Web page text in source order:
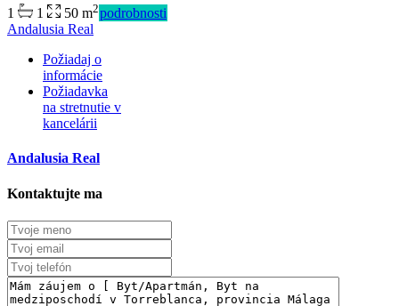
Predaj
1 1 50 m2podrobnosti
Andalusia Real
Požiadaj o
informácie
Požiadavka
na stretnutie v
kancelárii
Andalusia Real
Kontaktujte ma